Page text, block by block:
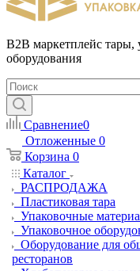
B2B маркетплейс тары,
оборудования
Сравнение0
Отложенные 0
Корзина 0
Каталог
РАСПРОДАЖА
Пластиковая тара
Упаковочные
Упаковочное
Оборудование для
ресторанов